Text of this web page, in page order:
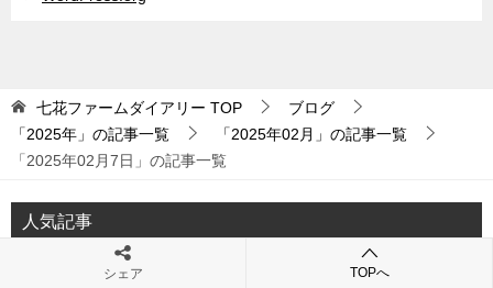
七花ファームダイアリー TOP
ブログ
「2025年」の記事一覧
「2025年02月」の記事一覧
「2025年02月7日」の記事一覧
人気記事
七花ファームとは
シェア TOPへ